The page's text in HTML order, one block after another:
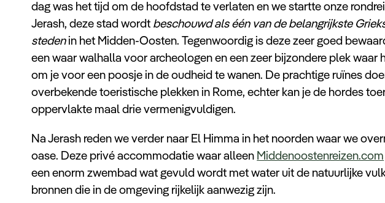
dag was het tijd om de hoofdstad te verlaten en we startte onze
Jerash, deze stad wordt beschouwd als één van de belangrijkste
stedenin het Midden-Oosten. Tegenwoordig is deze zeer goed
een waar walhalla voor archeologen en een zeer bijzondere plek waar
om je voor een poosje in de oudheid te wanen. De prachtige ruïnes
overbekende toeristische plekken in Rome, echter kan je de hordes
oppervlakte maal drie vermenigvuldigen.
Na Jerash reden we verder naar El Himma in het noorden waar we
oase. Deze privé accommodatie waar alleen Middenoostenreizen.com
een enorm zwembad wat gevuld wordt met water uit de natuurlijke
bronnen die in de omgeving rijkelijk aanwezig zijn.